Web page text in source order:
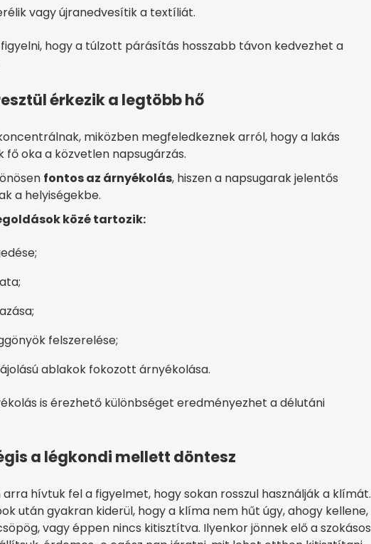
vagy újranedvesítik a textíliát.
hogy a túlzott párásítás hosszabb távon kedvezhet a
érkezik a legtöbb hő
miközben megfeledkeznek arról, hogy a lakás
fő oka a közvetlen napsugárzás.
fontos az árnyékolás, hiszen a napsugarak jelentős
a helyiségekbe.
közé tartozik:
felszerelése;
ablakok fokozott árnyékolása.
is érezhető különbséget eredményezhet a délutáni
a légkondi mellett döntesz
hívtuk fel a figyelmet, hogy sokan rosszul használják a klímát.
után gyakran kiderül, hogy a klíma nem hűt úgy, ahogy kellene,
vagy éppen nincs kitisztítva. Ilyenkor jönnek elő a szokásos